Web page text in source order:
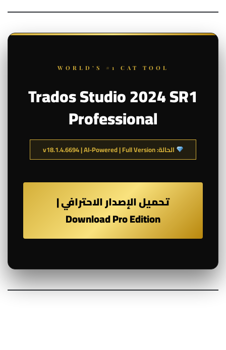
WORLD’S #1 CAT TOOL
Trados Studio 2024 SR1
Professional
الحالة: v18.1.4.6694 | AI-Powered | Full Version
تحميل الإصدار الاحترافي |
Download Pro Edition